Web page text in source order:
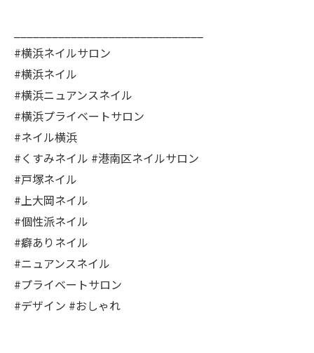
#横浜ネイルサロン
#横浜ネイル
#横浜ニュアンスネイル
#横浜プライベートサロン
#ネイル横浜
#くすみネイル #港南区ネイルサロン
#戸塚ネイル
#上大岡ネイル
#個性派ネイル
#癖ありネイル
#ニュアンスネイル
#プライベートサロン
#デザイン #おしゃれ